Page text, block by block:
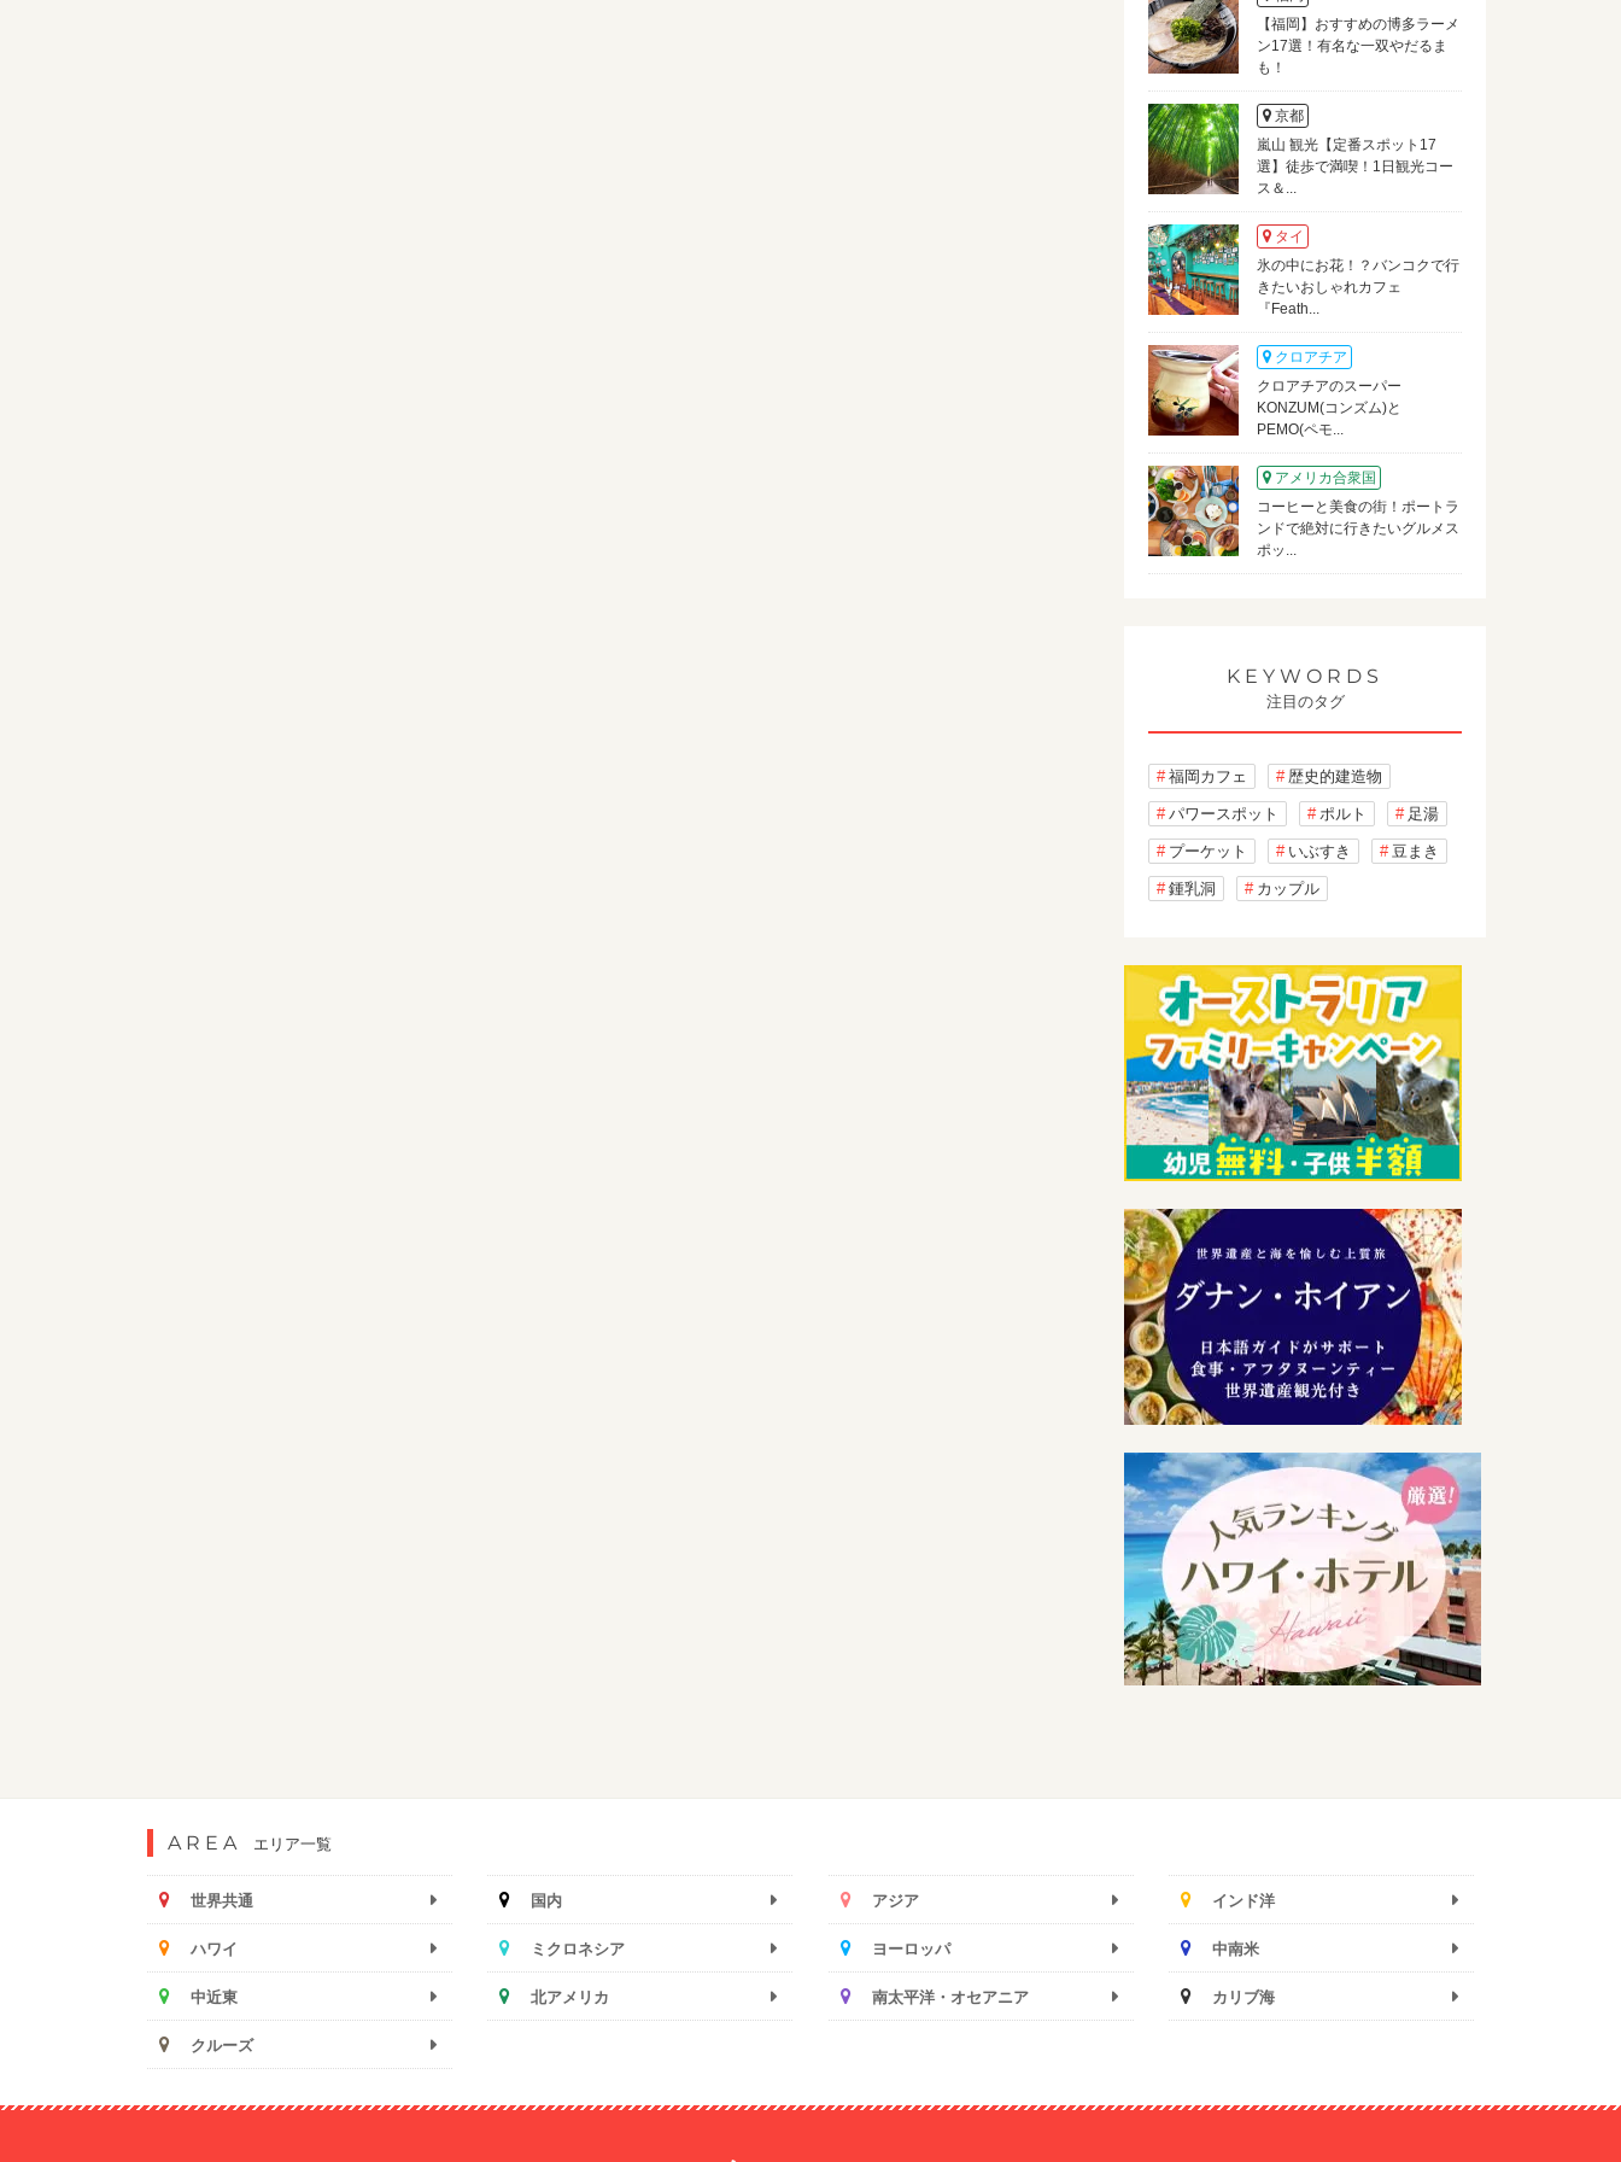
【福岡】おすすめの博多ラーメ
ン17選！有名な一双やだるま
も！
京都
嵐山 観光【定番スポット17
選】徒歩で満喫！1日観光コー
ス＆...
タイ
氷の中にお花！？バンコクで行
きたいおしゃれカフェ
『Feath...
クロアチア
クロアチアのスーパー
KONZUM(コンズム)と
PEMO(ペモ...
アメリカ合衆国
コーヒーと美食の街！ポートラ
ンドで絶対に行きたいグルメス
ポッ...
KEYWORDS
注目のタグ
福岡カフェ 歴史的建造物
パワースポット ポルト 足湯
プーケット いぶすき 豆まき
鍾乳洞 カップル
AREA エリア一覧
世界共通 国内 アジア インド洋
ハワイ ミクロネシア ヨーロッパ 中南米
中近東 北アメリカ 南太平洋・オセアニア カリブ海
クルーズ